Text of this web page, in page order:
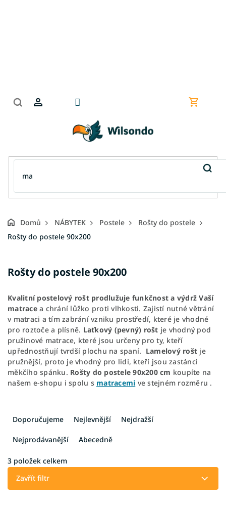
Nákupní
Domů NÁBYTEK Postele
Rošty do postele
Rošty do postele 90x200
Rošty do postele 90x200
Kvalitní postelový rošt prodlužuje funkčnost a výdrž Vaší
matracea chrání lůžko proti vlhkosti. Zajistí nutné větrání
v matraci a tím zabrání vzniku prostředí, které je vhodné
pro roztoče a plísně. Laťkový (pevný) rošt je vhodný pod
pružinové matrace, které jsou určeny pro ty, kteří
upřednostňují tvrdší plochu na spaní. Lamelový rošt je
pružnější, proto je vhodný pro lidi, kteří jsou zastánci
měkčího spánku. Rošty do postele 90x200 cm koupíte na
našem e-shopu i spolu s matracemi ve stejném rozměru .
í
p
Doporučujeme Nejlevnější Nejdražší
Nejprodávanější Abecedně
3 položek celkem
Zavřít filtr